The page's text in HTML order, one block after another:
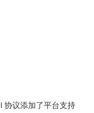
协议添加了平台支持